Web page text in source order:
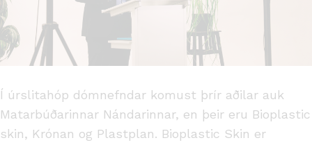
Í úrslitahóp dómnefndar komust þrír aðilar auk
Matarbúðarinnar Nándarinnar, en þeir eru Bioplastic
skin, Krónan og Plastplan. Bioplastic Skin er